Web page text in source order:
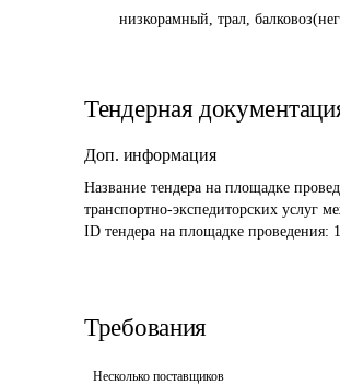
низкорамный, трал,
Тендерная
Доп. информация
Название тендера на площадке
транспортно-экспедиторских услуг
ID тендера на площадке проведения:
Требования
Несколько поставщиков